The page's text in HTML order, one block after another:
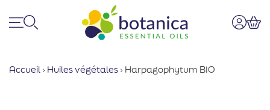
Accueil › Huiles végétales › Harpagophytum BIO